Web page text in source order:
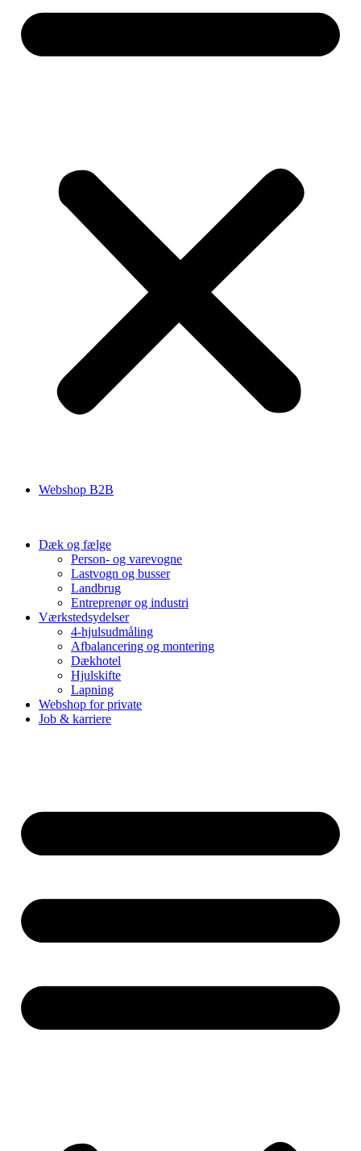
Webshop B2B
Dæk og fælge
Person- og varevogne
Lastvogn og busser
Landbrug
Entreprenør og industri
Værkstedsydelser
4-hjulsudmåling
Afbalancering og montering
Dækhotel
Hjulskifte
Lapning
Webshop for private
Job & karriere